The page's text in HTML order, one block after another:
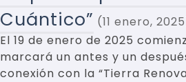
Cuántico”
11 enero, 2025
El 19 de enero de 2025
marcará un antes y un
conexión con la “Tierra